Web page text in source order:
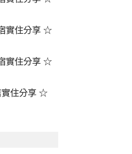
實住分享 ☆
實住分享 ☆
住分享 ☆